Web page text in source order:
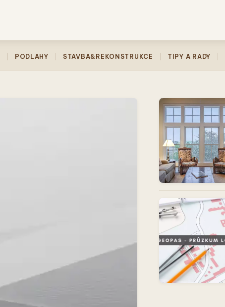
PODLAHY STAVBA&REKONSTRUKCE TIPY A RADY